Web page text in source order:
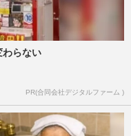
わらない
PR(合同会社デジタルファーム )